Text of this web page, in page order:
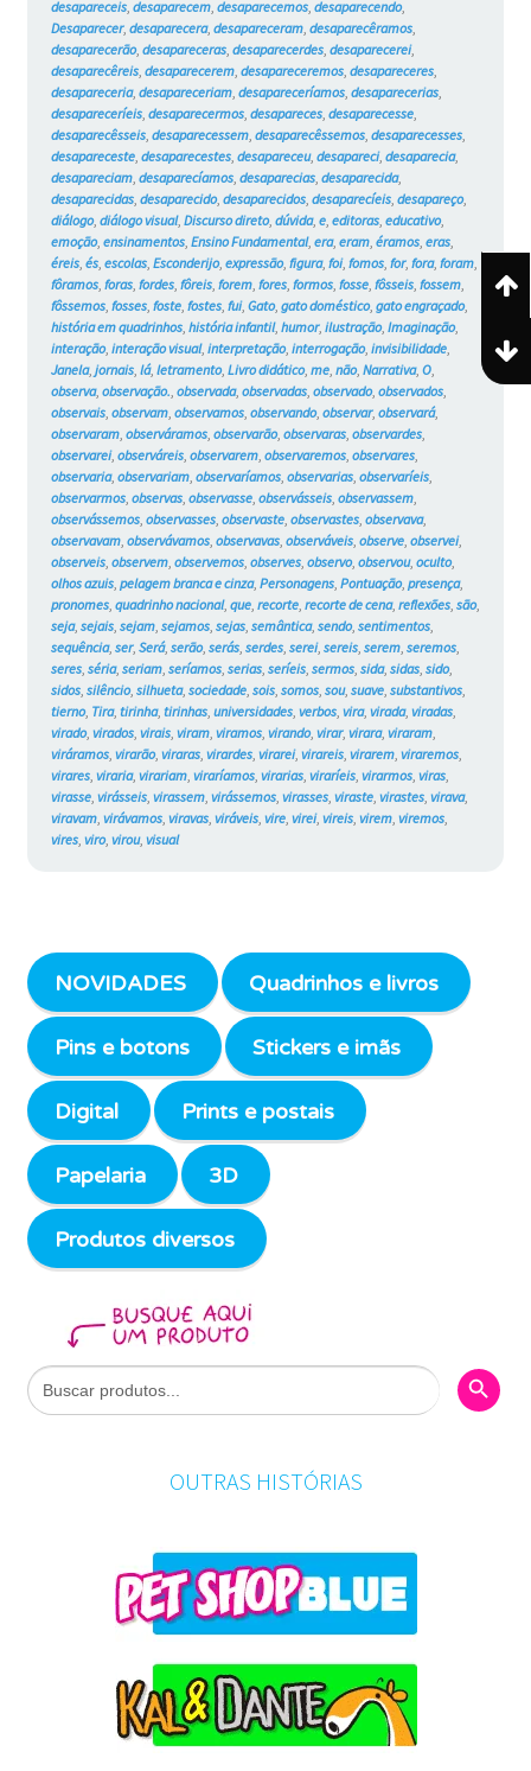
desapareceis, desaparecem, desaparecemos, desaparecendo,
Desaparecer, desaparecera, desapareceram, desaparecêramos,
desaparecerão, desapareceras, desaparecerdes, desaparecerei,
desaparecêreis, desaparecerem, desapareceremos, desapareceres,
desapareceria, desapareceriam, desapareceríamos, desaparecerias,
desapareceríeis, desaparecermos, desapareces, desaparecesse,
desaparecêsseis, desaparecessem, desaparecêssemos, desaparecesses,
desapareceste, desaparecestes, desapareceu, desapareci, desaparecia,
desapareciam, desaparecíamos, desaparecias, desaparecida,
desaparecidas, desaparecido, desaparecidos, desaparecíeis, desapareço,
diálogo, diálogo visual, Discurso direto, dúvida, e, editoras, educativo,
emoção, ensinamentos, Ensino Fundamental, era, eram, éramos, eras,
éreis, és, escolas, Esconderijo, expressão, figura, foi, fomos, for, fora, foram,
fôramos, foras, fordes, fôreis, forem, fores, formos, fosse, fôsseis, fossem,
fôssemos, fosses, foste, fostes, fui, Gato, gato doméstico, gato engraçado,
história em quadrinhos, história infantil, humor, ilustração, Imaginação,
interação, interação visual, interpretação, interrogação, invisibilidade,
Janela, jornais, lá, letramento, Livro didático, me, não, Narrativa, O,
observa, observação., observada, observadas, observado, observados,
observais, observam, observamos, observando, observar, observará,
observaram, observáramos, observarão, observaras, observardes,
observarei, observáreis, observarem, observaremos, observares,
observaria, observariam, observaríamos, observarias, observaríeis,
observarmos, observas, observasse, observásseis, observassem,
observássemos, observasses, observaste, observastes, observava,
observavam, observávamos, observavas, observáveis, observe, observei,
observeis, observem, observemos, observes, observo, observou, oculto,
olhos azuis, pelagem branca e cinza, Personagens, Pontuação, presença,
pronomes, quadrinho nacional, que, recorte, recorte de cena, reflexões, são,
seja, sejais, sejam, sejamos, sejas, semântica, sendo, sentimentos,
sequência, ser, Será, serão, serás, serdes, serei, sereis, serem, seremos,
seres, séria, seriam, seríamos, serias, seríeis, sermos, sida, sidas, sido,
sidos, silêncio, silhueta, sociedade, sois, somos, sou, suave, substantivos,
tierno, Tira, tirinha, tirinhas, universidades, verbos, vira, virada, viradas,
virado, virados, virais, viram, viramos, virando, virar, virara, viraram,
viráramos, virarão, viraras, virardes, virarei, virareis, virarem, viraremos,
virares, viraria, virariam, viraríamos, virarias, viraríeis, virarmos, viras,
virasse, virásseis, virassem, virássemos, virasses, viraste, virastes, virava,
viravam, virávamos, viravas, viráveis, vire, virei, vireis, virem, viremos,
vires, viro, virou, visual
NOVIDADES Quadrinhos e livros
Pins e botons Stickers e imãs
Digital Prints e postais
Papelaria 3D
Produtos diversos
Search
for:
Search
OUTRAS HISTÓRIAS